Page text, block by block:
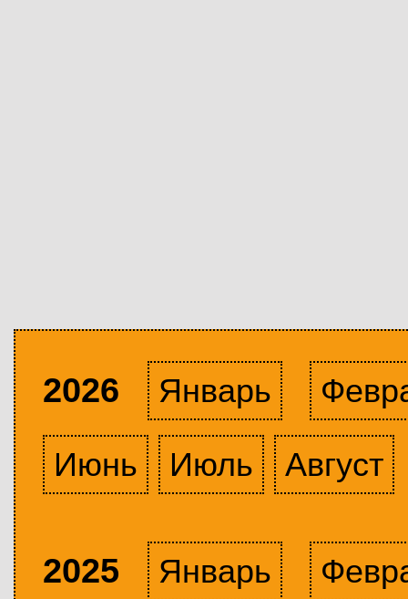
2026 Январь
Июнь
Июль Август
2025 Январь